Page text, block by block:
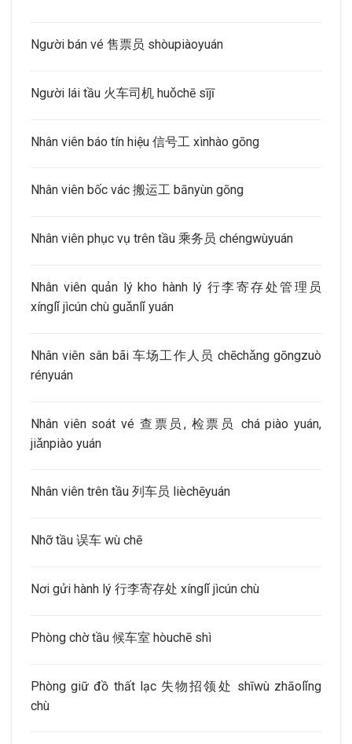
Người bán vé 售票员 shòupiàoyuán
Người lái tầu 火车司机 huǒchē sījī
Nhân viên báo tín hiệu 信号工 xìnhào gōng
Nhân viên bốc vác 搬运工 bānyùn gōng
Nhân viên phục vụ trên tầu 乘务员 chéngwùyuán
Nhân viên quản lý kho hành lý 行李寄存处管理员
xínglǐ jìcún chù guǎnlǐ yuán
Nhân viên sân bãi 车场工作人员 chēchǎng gōngzuò
rényuán
Nhân viên soát vé 查票员, 检票员 chá piào yuán,
jiǎnpiào yuán
Nhân viên trên tầu 列车员 lièchēyuán
Nhỡ tầu 误车 wù chē
Nơi gửi hành lý 行李寄存处 xínglǐ jìcún chù
Phòng chờ tầu 候车室 hòuchē shì
Phòng giữ đồ thất lạc 失物招领处 shīwù zhāolǐng
chù